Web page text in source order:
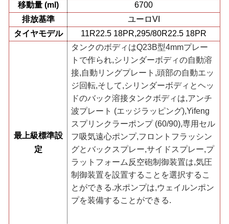
移動量 (ml)
6700
排放基準
ユーロVI
タイヤモデル
11R22.5 18PR,295/80R22.5 18PR
最上級標準設
定
タンクのボディはQ23B型4mmプレー
トで作られ,シリンダーボディの自動溶
接,自動リングプレート,頭部の自動エッ
ジ回転,そして,シリンダーボディとヘッ
ドのバック溶接タンクボディは,アンチ
波プレート (エッジラッピング),Yifeng
スプリンクラーポンプ (60/90),専用セル
フ吸気遠心ポンプ,フロントフラッシン
グとバックスプレー,サイドスプレー,プ
ラットフォーム反空砲制御装置は,気圧
制御装置を設置することを選択するこ
とができる.水ポンプは,ウェイルンポン
プを装備することができる.